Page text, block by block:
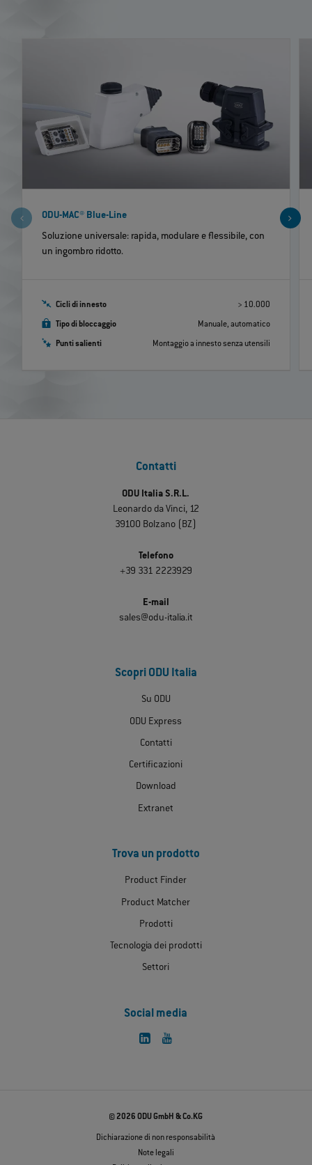
ODU-MAC® Blue-Line
Soluzione universale: rapida, modulare e flessibile, con
un ingombro ridotto.
Cicli di innesto > 10.000
Tipo di bloccaggio Manuale, automatico
Punti salienti Montaggio a innesto senza utensili
Contatti
ODU Italia S.R.L.
Leonardo da Vinci, 12
39100 Bolzano (BZ)
Telefono
+39 331 2223929
E-mail
sales@odu-italia.it
Scopri ODU Italia
Su ODU
ODU Express
Contatti
Certificazioni
Download
Extranet
Trova un prodotto
Product Finder
Product Matcher
Prodotti
Tecnologia dei prodotti
Settori
Social media
© 2026 ODU GmbH & Co.KG
Dichiarazione di non responsabilità
Note legali